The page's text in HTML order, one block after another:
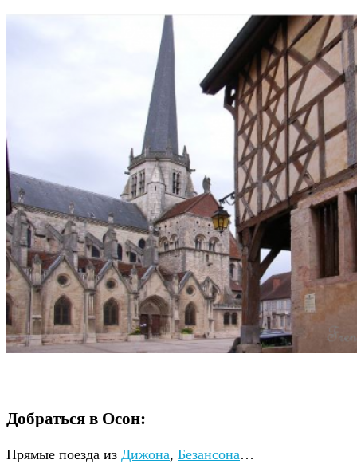
Добраться в Осон:
Прямые поезда из Дижона, Безансона…